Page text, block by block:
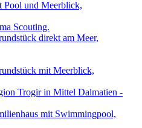
Pool und Meerblick,
direkt am Meer,
mit Meerblick,
mit Swimmingpool,